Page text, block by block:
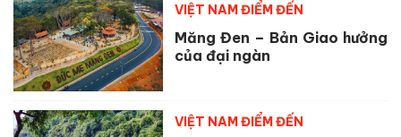
VIỆT NAM ĐIỂM ĐẾN
Măng Đen – Bản Giao hưởng
của đại ngàn
VIỆT NAM ĐIỂM ĐẾN